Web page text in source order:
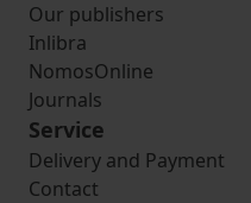
Our publishers
Inlibra
NomosOnline
Journals
Service
Delivery and Payment
Contact